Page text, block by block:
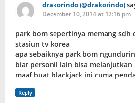
drakorindo (@drakorindo)
December 10, 2014 at 12:16 pm
park bom sepertinya memang sdh
stasiun tv korea
apa sebaiknya park bom
biar personil lain bisa melanjutkan
maaf buat blackjack ini cuma
Reply